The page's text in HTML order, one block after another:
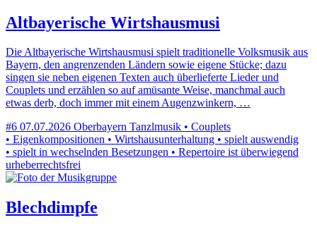
Altbayerische Wirtshausmusi
Die Altbayerische Wirtshausmusi spielt traditionelle Volksmusik aus
Bayern, den angrenzenden Ländern sowie eigene Stücke; dazu
singen sie neben eigenen Texten auch überlieferte Lieder und
Couplets und erzählen so auf amüsante Weise, manchmal auch
etwas derb, doch immer mit einem Augenzwinkern, …
#6 07.07.2026 Oberbayern Tanzlmusik • Couplets
• Eigenkompositionen • Wirtshausunterhaltung • spielt auswendig
• spielt in wechselnden Besetzungen • Repertoire ist überwiegend
urheberrechtsfrei
Blechdimpfe